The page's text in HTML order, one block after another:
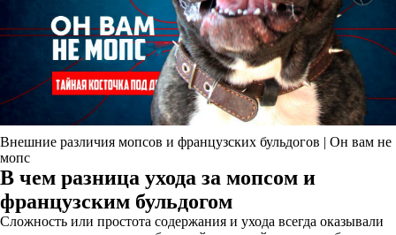
Внешние различия мопсов и французских бульдогов | Он вам не
мопс
В чем разница ухода за мопсом и
французским бульдогом
Сложность или простота содержания и ухода всегда оказывали